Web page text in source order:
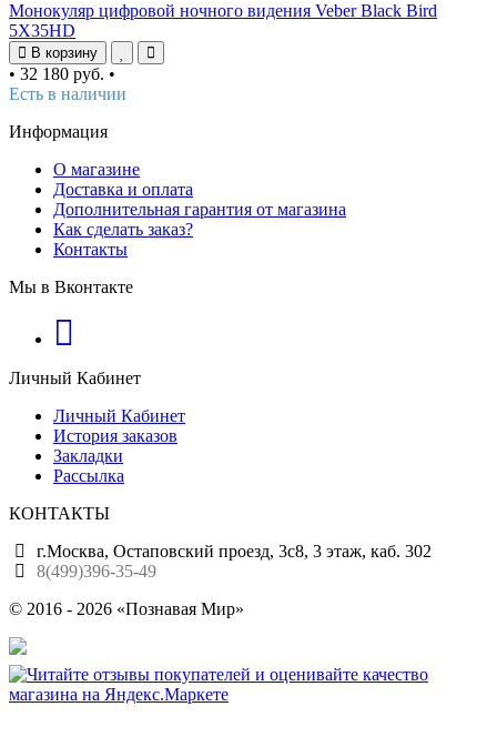
Монокуляр цифровой ночного видения Veber Black Bird
5Х35HD
В корзину
• 32 180 руб. •
Есть в наличии
Информация
О магазине
Доставка и оплата
Дополнительная гарантия от магазина
Как сделать заказ?
Контакты
Мы в Вконтакте
Личный Кабинет
Личный Кабинет
История заказов
Закладки
Рассылка
КОНТАКТЫ
г.Москва, Остаповский проезд, 3с8, 3 этаж, каб. 302
8(499)396-35-49
© 2016 - 2026 «Познавая Мир»